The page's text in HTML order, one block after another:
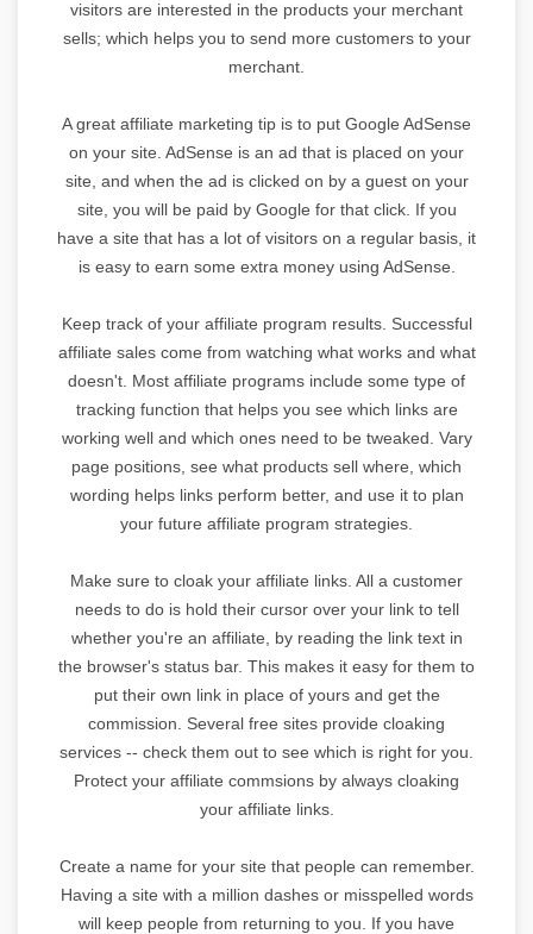
visitors are interested in the products your merchant
sells; which helps you to send more customers to your
merchant.
A great affiliate marketing tip is to put Google AdSense
on your site. AdSense is an ad that is placed on your
site, and when the ad is clicked on by a guest on your
site, you will be paid by Google for that click. If you
have a site that has a lot of visitors on a regular basis, it
is easy to earn some extra money using AdSense.
Keep track of your affiliate program results. Successful
affiliate sales come from watching what works and what
doesn't. Most affiliate programs include some type of
tracking function that helps you see which links are
working well and which ones need to be tweaked. Vary
page positions, see what products sell where, which
wording helps links perform better, and use it to plan
your future affiliate program strategies.
Make sure to cloak your affiliate links. All a customer
needs to do is hold their cursor over your link to tell
whether you're an affiliate, by reading the link text in
the browser's status bar. This makes it easy for them to
put their own link in place of yours and get the
commission. Several free sites provide cloaking
services -- check them out to see which is right for you.
Protect your affiliate commsions by always cloaking
your affiliate links.
Create a name for your site that people can remember.
Having a site with a million dashes or misspelled words
will keep people from returning to you. If you have